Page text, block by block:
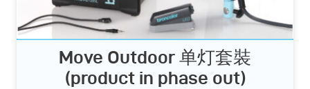
Move Outdoor 单灯套裝
(product in phase out)